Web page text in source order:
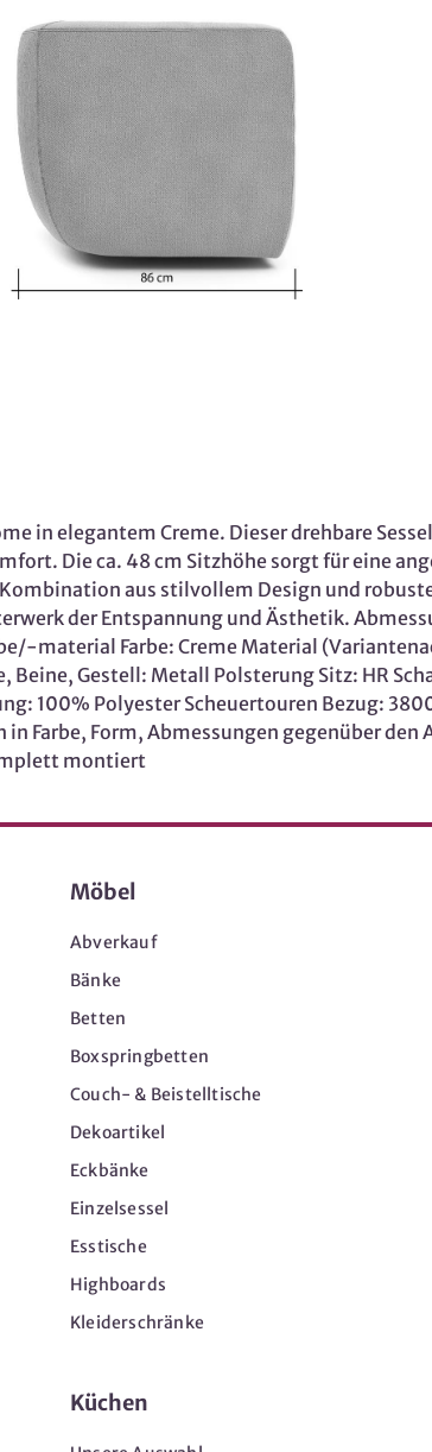
in elegantem Creme. Dieser drehbare
Die ca. 48 cm Sitzhöhe sorgt für eine
aus stilvollem Design und
der Entspannung und Ästhetik.
material Farbe: Creme Material
Beine, Gestell: Metall Polsterung Sitz: HR
100% Polyester Scheuertouren Bezug:
Farbe, Form, Abmessungen gegenüber
montiert
Möbel
Abverkauf
Bänke
Betten
Boxspringbetten
Couch- & Beistelltische
Dekoartikel
Eckbänke
Einzelsessel
Esstische
Highboards
Kleiderschränke
Küchen